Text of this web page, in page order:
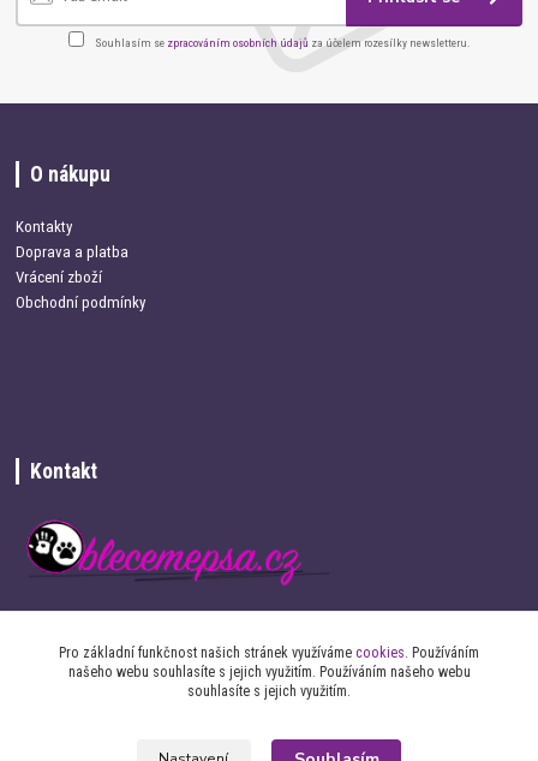
Souhlasím se zpracováním osobních údajů za účelem rozesílky newsletteru.
O nákupu
Kontakty
Doprava a platba
Vrácení zboží
Obchodní podmínky
Kontakt
info@oblecemepsa.cz
Pro základní funkčnost našich stránek využíváme cookies. Používáním
našeho webu souhlasíte s jejich využitím. Používáním našeho webu
souhlasíte s jejich využitím.